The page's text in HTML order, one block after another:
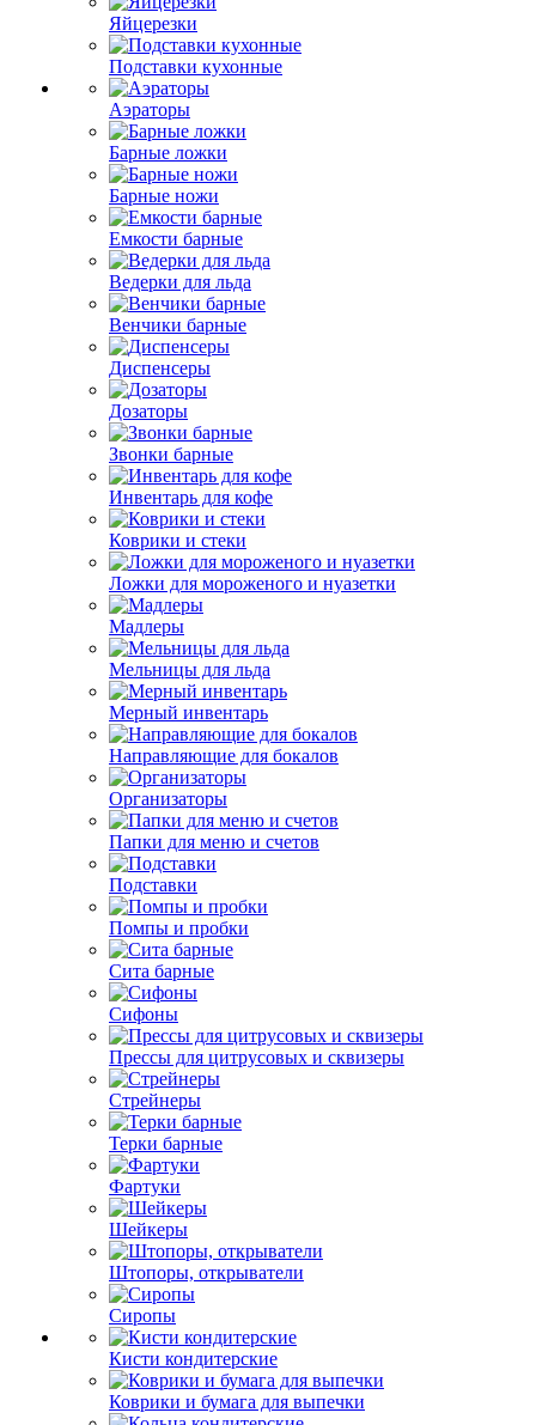
Яйцерезки
Подставки кухонные
Аэраторы
Барные ложки
Барные ножи
Емкости барные
Ведерки для льда
Венчики барные
Диспенсеры
Дозаторы
Звонки барные
Инвентарь для кофе
Коврики и стеки
Ложки для мороженого и нуазетки
Мадлеры
Мельницы для льда
Мерный инвентарь
Направляющие для бокалов
Организаторы
Папки для меню и счетов
Подставки
Помпы и пробки
Сита барные
Сифоны
Прессы для цитрусовых и сквизеры
Стрейнеры
Терки барные
Фартуки
Шейкеры
Штопоры, открыватели
Сиропы
Кисти кондитерские
Коврики и бумага для выпечки